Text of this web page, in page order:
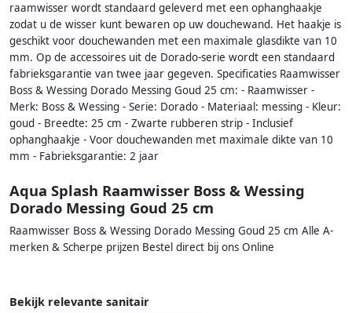
raamwisser wordt standaard geleverd met een ophanghaakje
zodat u de wisser kunt bewaren op uw douchewand. Het haakje is
geschikt voor douchewanden met een maximale glasdikte van 10
mm. Op de accessoires uit de Dorado-serie wordt een standaard
fabrieksgarantie van twee jaar gegeven. Specificaties Raamwisser
Boss & Wessing Dorado Messing Goud 25 cm: - Raamwisser -
Merk: Boss & Wessing - Serie: Dorado - Materiaal: messing - Kleur:
goud - Breedte: 25 cm - Zwarte rubberen strip - Inclusief
ophanghaakje - Voor douchewanden met maximale dikte van 10
mm - Fabrieksgarantie: 2 jaar
Aqua Splash Raamwisser Boss & Wessing
Dorado Messing Goud 25 cm
Raamwisser Boss & Wessing Dorado Messing Goud 25 cm Alle A-
merken & Scherpe prijzen Bestel direct bij ons Online
Bekijk relevante sanitair